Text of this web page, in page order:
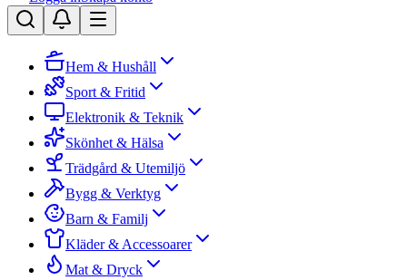
Hem & Hushåll
Sport & Fritid
Elektronik & Teknik
Skönhet & Hälsa
Trädgård & Utemiljö
Bygg & Verktyg
Barn & Familj
Kläder & Accessoarer
Mat & Dryck